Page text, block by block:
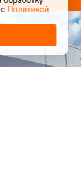
сПолитикой